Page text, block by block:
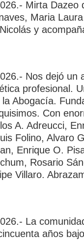
Mirta Dazeo
Maria
y
Nos dejó un
profesional.
Abogacía.
Con
A. Adreucci,
Folino, Alvaro
Enrique O.
Rosario
Villaro.
La
años